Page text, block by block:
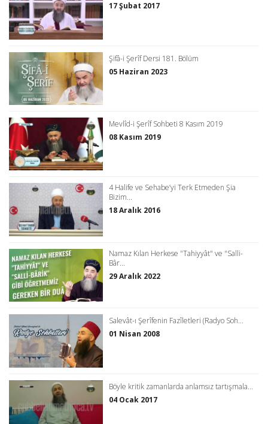
17 Şubat 2017
Şifâ-i Şerîf Dersi 181. Bölüm
05 Haziran 2023
Mevlîd-i Şerîf Sohbeti 8 Kasım 2019
08 Kasım 2019
4 Halife ve Sehabe’yi Terk Etmeden Şia
Bizim...
18 Aralık 2016
Namaz Kılan Herkese "Tahiyyât" ve "Salli-
Bâr...
29 Aralık 2022
Salevât-ı Şerîfenin Fazîletleri (Radyo Soh...
01 Nisan 2008
Böyle kritik zamanlarda anlamsız tartışmala...
04 Ocak 2017